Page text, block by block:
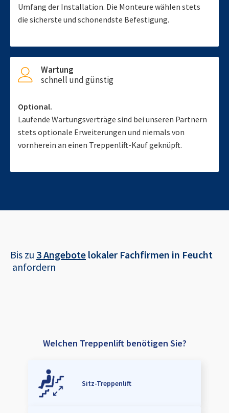
Umfang der Installation. Die Monteure wählen stets
die sicherste und schonendste Befestigung.
Wartung
schnell und günstig
Optional.
Laufende Wartungsverträge sind bei unseren Partnern
stets optionale Erweiterungen und niemals von
vornherein an einen Treppenlift-Kauf geknüpft.
Bis zu 3 Angebote lokaler Fachfirmen in Feucht
anfordern
Welchen Treppenlift benötigen Sie?
Sitz-Treppenlift